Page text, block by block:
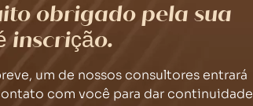
obrigado pela sua
inscrição.
um de nossos consultores entrará
com você para dar continuidade